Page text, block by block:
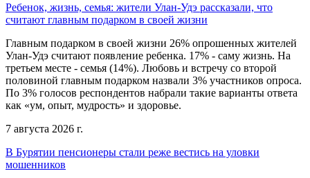
Ребенок, жизнь, семья: жители Улан-Удэ рассказали, что
считают главным подарком в своей жизни
Главным подарком в своей жизни 26% опрошенных жителей
Улан-Удэ считают появление ребенка. 17% - саму жизнь. На
третьем месте - семья (14%). Любовь и встречу со второй
половиной главным подарком назвали 3% участников опроса.
По 3% голосов респондентов набрали такие варианты ответа
как «ум, опыт, мудрость» и здоровье.
7 августа 2026 г.
В Бурятии пенсионеры стали реже вестись на уловки
мошенников